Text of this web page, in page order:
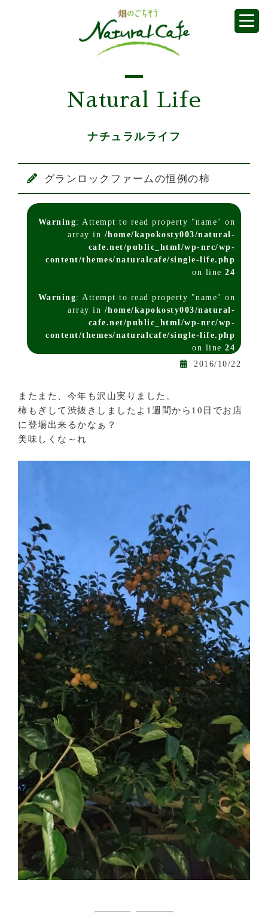
Natural Life
ナチュラルライフ
グランロックファームの恒例の柿
Warning: Attempt to read property "name" on
array in /home/kapokosty003/natural-
cafe.net/public_html/wp-nrc/wp-
content/themes/naturalcafe/single-life.php
on line 24
Warning: Attempt to read property "name" on
array in /home/kapokosty003/natural-
cafe.net/public_html/wp-nrc/wp-
content/themes/naturalcafe/single-life.php
on line 24
2016/10/22
またまた、今年も沢山実りました。
柿もぎして渋抜きしましたよ1週間から10日でお店
に登場出来るかなぁ？
美味しくな～れ